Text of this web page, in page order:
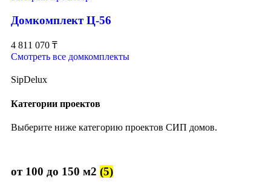
Домкомплект Ц-56
4 811 070 ₸
Смотреть все домкомплекты
SipDelux
Категории проектов
Выберите ниже категорию проектов СИП домов.
от 100 до 150 м2 (5)